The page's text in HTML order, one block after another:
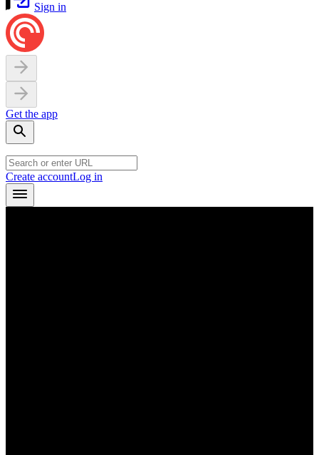
Sign in
Get the app
Create accountLog in